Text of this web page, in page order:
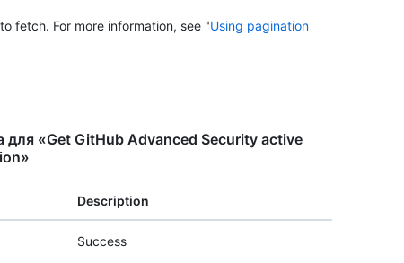
fetch. For more information, see "Using pagination
для «Get GitHub Advanced Security active
Description
Success